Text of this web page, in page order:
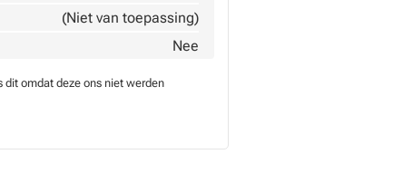
(Niet van toepassing)
Nee
dit omdat deze ons niet werden